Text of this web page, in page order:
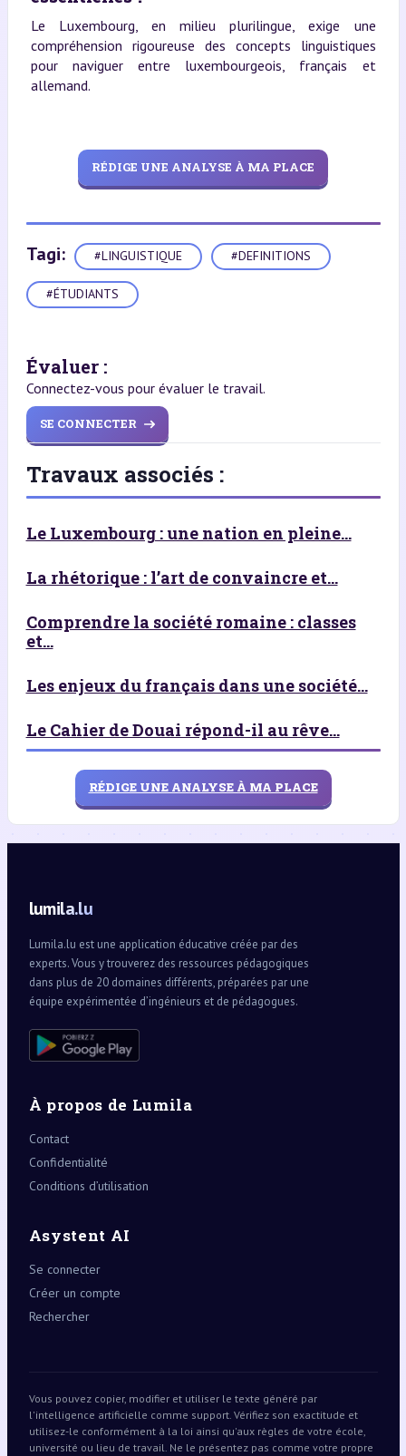
Le Luxembourg, en milieu plurilingue, exige une
compréhension rigoureuse des concepts linguistiques
pour naviguer entre luxembourgeois, français et
allemand.
RÉDIGE UNE ANALYSE À MA PLACE
Tagi: #LINGUISTIQUE #DEFINITIONS
#ÉTUDIANTS
Évaluer :
Connectez-vous pour évaluer le travail.
SE CONNECTER
Travaux associés :
Le Luxembourg : une nation en pleine...
La rhétorique : l’art de convaincre et...
Comprendre la société romaine : classes
et...
Les enjeux du français dans une société...
Le Cahier de Douai répond-il au rêve...
RÉDIGE UNE ANALYSE À MA PLACE
lumila.lu
Lumila.lu est une application éducative créée par des
experts. Vous y trouverez des ressources pédagogiques
dans plus de 20 domaines différents, préparées par une
équipe expérimentée d’ingénieurs et de pédagogues.
À propos de Lumila
Contact
Confidentialité
Conditions d’utilisation
Asystent AI
Se connecter
Créer un compte
Rechercher
Vous pouvez copier, modifier et utiliser le texte généré par
l'intelligence artificielle comme support. Vérifiez son exactitude et
utilisez-le conformément à la loi ainsi qu'aux règles de votre école,
université ou lieu de travail. Ne le présentez pas comme votre propre